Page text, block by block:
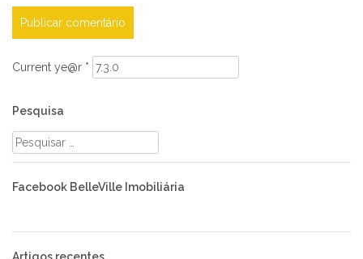
Current ye@r *
Pesquisa
Pesquisar
por:
Facebook BelleVille Imobiliária
Artigos recentes